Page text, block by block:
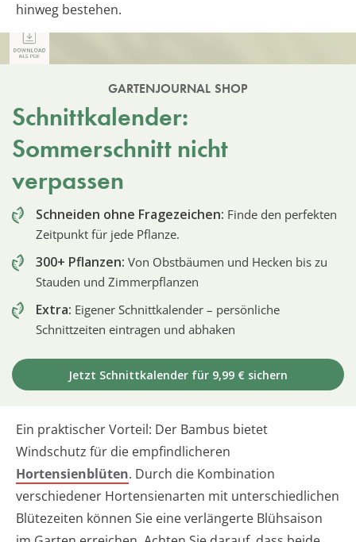
hinweg bestehen.
GARTENJOURNAL SHOP
Schnittkalender:
Sommerschnitt nicht
verpassen
Schneiden ohne Fragezeichen: Finde den perfekten
Zeitpunkt für jede Pflanze.
300+ Pflanzen: Von Obstbäumen und Hecken bis zu
Stauden und Zimmerpflanzen
Extra: Eigener Schnittkalender – persönliche
Schnittzeiten eintragen und abhaken
Jetzt Schnittkalender für 9,99 € sichern
Ein praktischer Vorteil: Der Bambus bietet
Windschutz für die empfindlicheren
Hortensienblüten. Durch die Kombination
verschiedener Hortensienarten mit unterschiedlichen
Blütezeiten können Sie eine verlängerte Blühsaison